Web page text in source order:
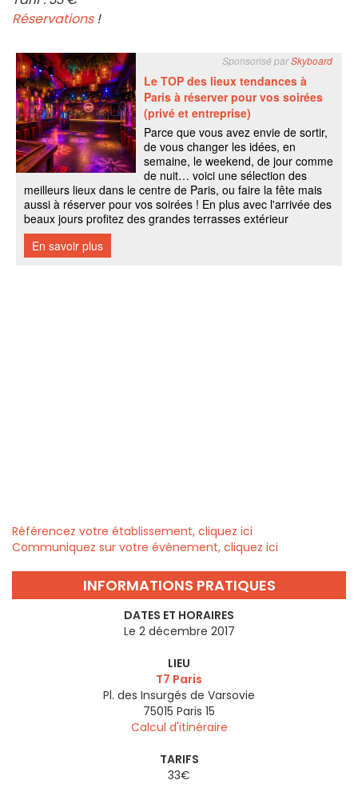
Réservations!
Référencez votre établissement, cliquez ici
Communiquez sur votre évènement, cliquez ici
INFORMATIONS PRATIQUES
DATES ET HORAIRES
Le 2 décembre 2017
LIEU
T7 Paris
Pl. des Insurgés de Varsovie
75015 Paris 15
Calcul d'itinéraire
TARIFS
33€